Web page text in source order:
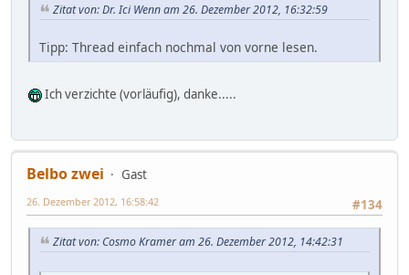
Zitat von: Dr. Ici Wenn am 26. Dezember 2012, 16:32:59
Tipp: Thread einfach nochmal von vorne lesen.
Ich verzichte (vorläufig), danke.....
Belbo zwei
Gast
#134
26. Dezember 2012, 16:58:42
Zitat von: Cosmo Kramer am 26. Dezember 2012, 14:42:31